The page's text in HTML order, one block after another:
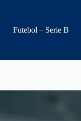
Futebol – Serie B